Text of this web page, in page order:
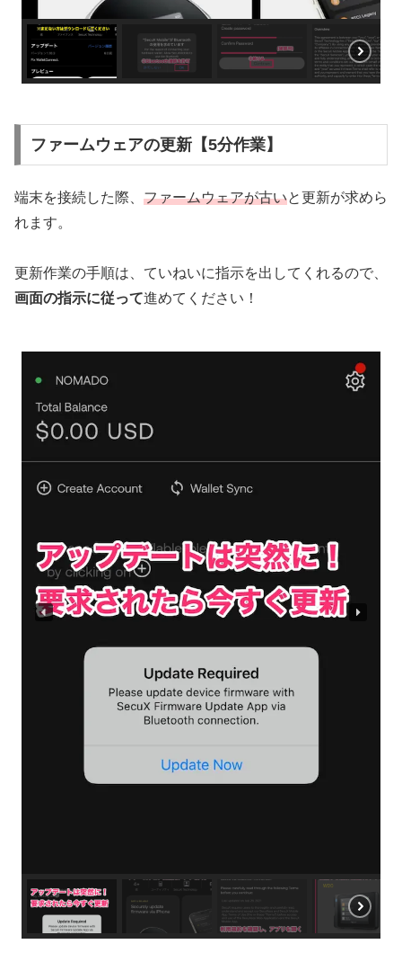
ファームウェアの更新【5分作業】
端末を接続した際、 ファームウェアが古いと更新が求めら
れます。
更新作業の手順は、ていねいに指示を出してくれるので、
画面の指示に従って進めてください！